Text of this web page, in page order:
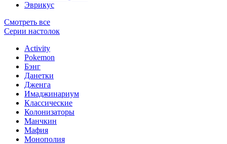
Эврикус
Смотреть все
Серии настолок
Activity
Pokemon
Бэнг
Данетки
Дженга
Имаджинариум
Классические
Колонизаторы
Манчкин
Мафия
Монополия